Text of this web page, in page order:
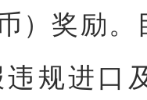
）奖励。
规进口